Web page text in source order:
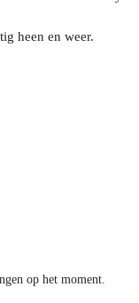
heen en weer.
op het moment.